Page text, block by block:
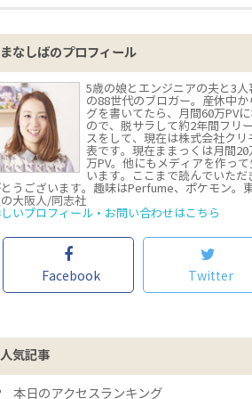
まなしばのプロフィール
5歳の娘とエンジニアの夫と3人
の88世代のブロガー。産休中か
グを書いてたら、月間60万PV
ので、脱サラして約2年間フリ
スをして、現在は株式会社クリ
表です。現在ままっくは月間20
万PV。他にもメディアを作っ
います。ここまで読んでいただ
うございます。趣味はPerfume、ポケモン。
大阪人/同志社
いプロフィール・お問い合わせはこちら
Facebook Twitter
人気記事
本日のアクセスランキング